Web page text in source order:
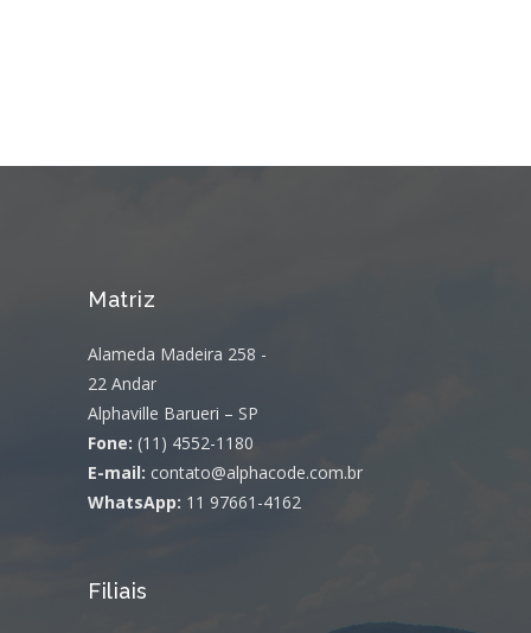
Matriz
Alameda Madeira 258 -
22 Andar
Alphaville Barueri – SP
Fone: (11) 4552-1180
E-mail: contato@alphacode.com.br
WhatsApp: 11 97661-4162
Filiais